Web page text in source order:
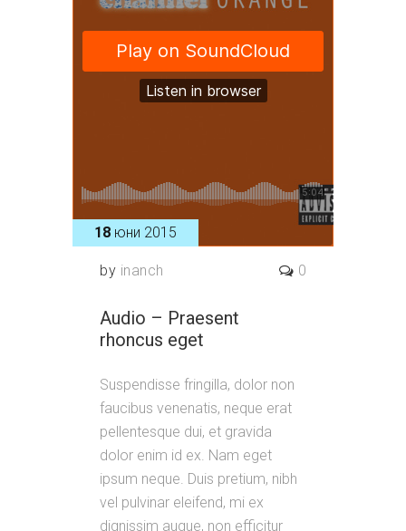
18 юни 2015
by inanch 0
Audio – Praesent
rhoncus eget
Suspendisse fringilla, dolor non
faucibus venenatis, neque erat
pellentesque dui, et gravida
dolor enim id ex. Nam eget
ipsum neque. Duis pretium, nibh
vel pulvinar eleifend, mi ex
dignissim augue, non efficitur